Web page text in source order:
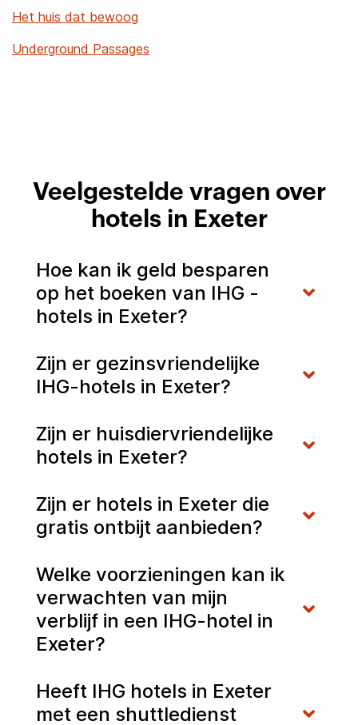
Het huis dat bewoog
Underground Passages
Veelgestelde vragen over
hotels in Exeter
Hoe kan ik geld besparen
op het boeken van IHG -
hotels in Exeter?
Zijn er gezinsvriendelijke
IHG-hotels in Exeter?
Zijn er huisdiervriendelijke
hotels in Exeter?
Zijn er hotels in Exeter die
gratis ontbijt aanbieden?
Welke voorzieningen kan ik
verwachten van mijn
verblijf in een IHG-hotel in
Exeter?
Heeft IHG hotels in Exeter
met een shuttledienst